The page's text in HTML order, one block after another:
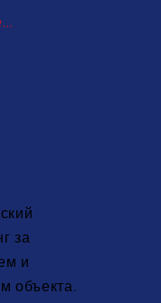
за
и
объекта.